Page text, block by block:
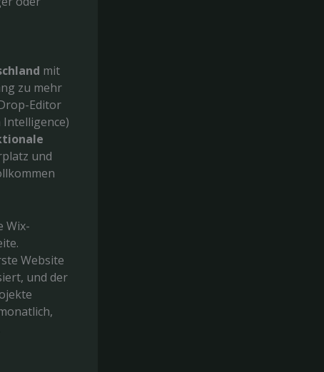
mit
zu mehr
Editor
Intelligence)
und
Wix-
Website
und der